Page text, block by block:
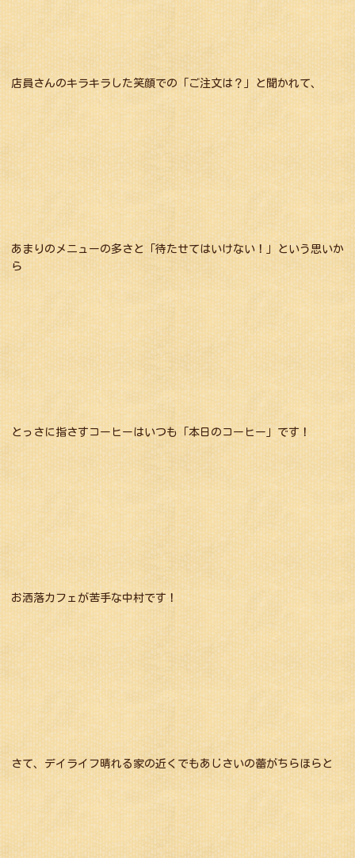
店員さんのキラキラした笑顔での「ご注文は？」と聞かれて、
あまりのメニューの多さと「待たせてはいけない！」という思いか
ら
とっさに指さすコーヒーはいつも「本日のコーヒー」です！
お洒落カフェが苦手な中村です！
さて、デイライフ晴れる家の近くでもあじさいの蕾がちらほらと